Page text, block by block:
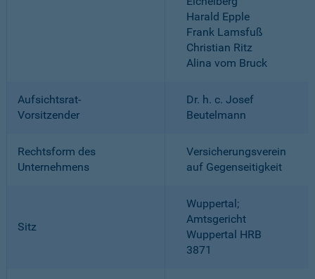
Harald Epple
Frank Lamsfuß
Christian Ritz
Alina vom Bruck
Aufsichtsrat-
Vorsitzender
Dr. h. c. Josef
Beutelmann
Rechtsform des
Unternehmens
Versicherungsverein
auf Gegenseitigkeit
Sitz
Wuppertal;
Amtsgericht
Wuppertal HRB
3871